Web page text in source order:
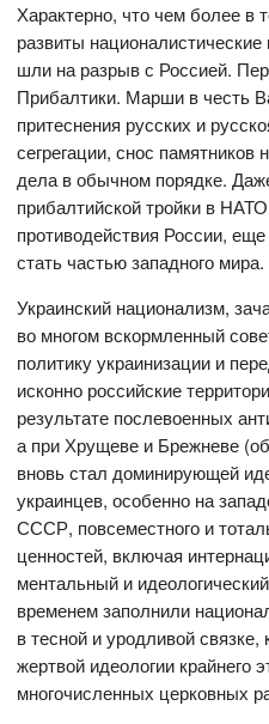
Характерно, что чем более в
развиты
шли на разрыв с Россией.
Прибалтики. Марши в честь
притеснения русских и
сегрегации, снос
дела в обычном порядке.
прибалтийской тройки в
противодействия России,
стать частью западного мира.
Украинский национализм,
во многом вскормленный
политику украинизации и
исконно российские
результате послевоенных
а при Хрущеве и Брежневе
вновь стал доминирующей
украинцев, особенно на
СССР, повсеместного и
ценностей, включая
ментальный и
временем заполнили
в тесной и уродливой
жертвой идеологии крайнего
многочисленных церковных